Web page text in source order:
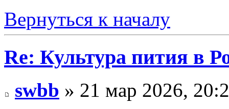
Вернуться к началу
Re: Культура пития в
swbb » 21 мар 2026,